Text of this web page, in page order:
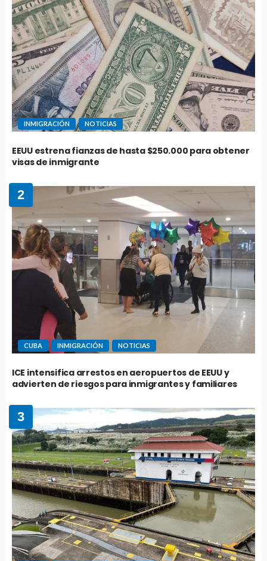
INMIGRACIÓN NOTICIAS
EEUU estrena fianzas de hasta $250.000 para obtener
visas de inmigrante
2
CUBA INMIGRACIÓN NOTICIAS
ICE intensifica arrestos en aeropuertos de EEUU y
advierten de riesgos para inmigrantes y familiares
3